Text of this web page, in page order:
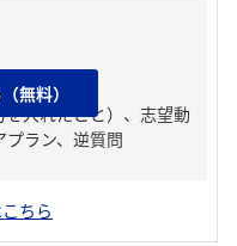
入れたこと）、志望動
ラン、逆質問
無料）
ちら